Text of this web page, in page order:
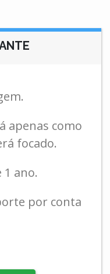
apenas como
focado.
ano.
por conta